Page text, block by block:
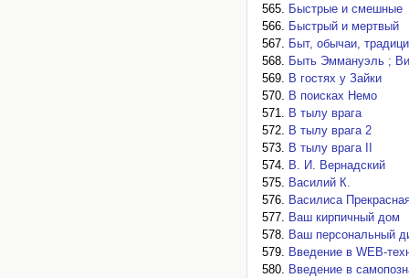
Быстрые и смешные
Быстрый и мертвый
Быт, обычаи,
Быть Эммануэль ;
В гостях у Зайки
В поисках Немо
В тылу врага
В тылу врага 2
В тылу врага II
В. И. Вернадский
Василий К.
Василиса
Ваш кирпичный дом
Ваш персональный
Введение в WEB-
Введение в